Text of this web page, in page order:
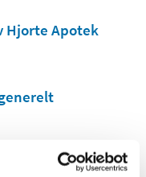
Hjorte Apotek
Ikervis,